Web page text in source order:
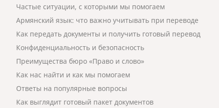
Частые ситуации, с которыми мы помогаем
Армянский язык: что важно учитывать при переводе
Как передать документы и получить готовый перевод
Конфиденциальность и безопасность
Преимущества бюро «Право и слово»
Как нас найти и как мы помогаем
Ответы на популярные вопросы
Как выглядит готовый пакет документов